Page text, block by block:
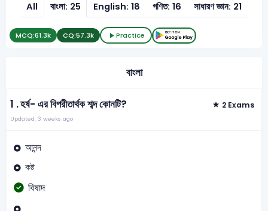
All বাংলা: 25 English: 18 গণিত: 16 সাধারণ জ্ঞান: 21
MCQ:61.3k CQ:57.3k Practice
বাংলা
1 .হর্ষ- এর বিপরীতার্থক শব্দ কোনটি? 2 Exams
Updated: 3 weeks ago
আনন্দ
কষ্ট
বিষাদ